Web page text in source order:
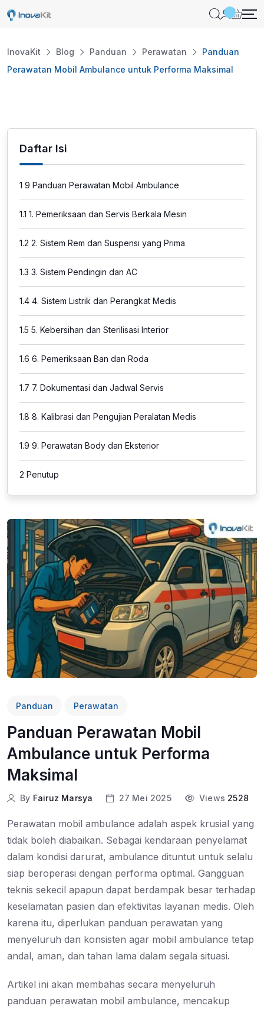
Skip
InovaKit Blog Panduan Perawatan
Panduan
Perawatan Mobil Ambulance untuk Performa Maksimal
Daftar Isi
1 9 Panduan Perawatan Mobil Ambulance
1.1 1. Pemeriksaan dan Servis Berkala Mesin
1.2 2. Sistem Rem dan Suspensi yang Prima
1.3 3. Sistem Pendingin dan AC
1.4 4. Sistem Listrik dan Perangkat Medis
1.5 5. Kebersihan dan Sterilisasi Interior
1.6 6. Pemeriksaan Ban dan Roda
1.7 7. Dokumentasi dan Jadwal Servis
1.8 8. Kalibrasi dan Pengujian Peralatan Medis
1.9 9. Perawatan Body dan Eksterior
2 Penutup
Panduan Perawatan
Panduan Perawatan Mobil
Ambulance untuk Performa
Maksimal
By Fairuz Marsya 27 Mei 2025 Views 2528
Perawatan mobil ambulance adalah aspek krusial yang
tidak boleh diabaikan. Sebagai kendaraan penyelamat
dalam kondisi darurat, ambulance dituntut untuk selalu
siap beroperasi dengan performa optimal. Gangguan
teknis sekecil apapun dapat berdampak besar terhadap
keselamatan pasien dan efektivitas layanan medis. Oleh
karena itu, diperlukan panduan perawatan yang
menyeluruh dan konsisten agar mobil ambulance tetap
andal, aman, dan tahan lama dalam segala situasi.
Artikel ini akan membahas secara menyeluruh
panduan perawatan mobil ambulance, mencakup